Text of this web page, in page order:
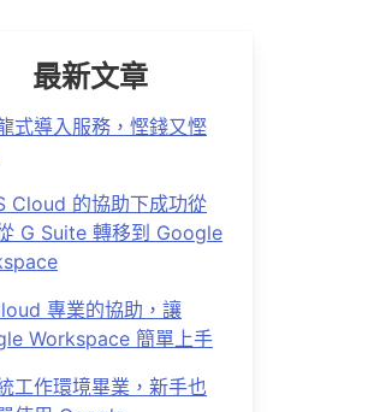
最新文章
式導入服務，慳錢又慳
Cloud 的協助下成功從
G Suite 轉移到 Google
專業的協助，讓
Workspace 簡單上手
工作環境畢業，新手也